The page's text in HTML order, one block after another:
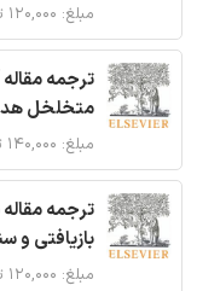
مبلغ: ۱۲۰,۰۰۰ تومان
ترجمه
متخلخل
مبلغ: ۱۴۰,۰۰۰ تومان
ترجمه مقاله
بازیافتی و
مبلغ: ۱۲۰,۰۰۰ تومان